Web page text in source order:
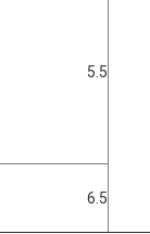
5.5
6.5